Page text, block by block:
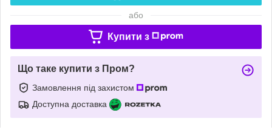
або
Купити з
Що таке купити з Пром?
Замовлення під захистом
Доступна доставка